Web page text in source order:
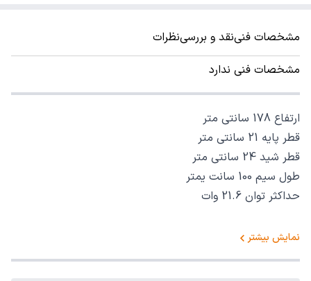
مشخصات فنینقد و بررسینظرات
مشخصات فنی ندارد
ارتفاع 178 سانتی متر
قطر پایه 21 سانتی متر
قطر شید 24 سانتی متر
طول سیم 100 سانت یمتر
حداکثر توان 21.6 وات
نمایش بیشتر